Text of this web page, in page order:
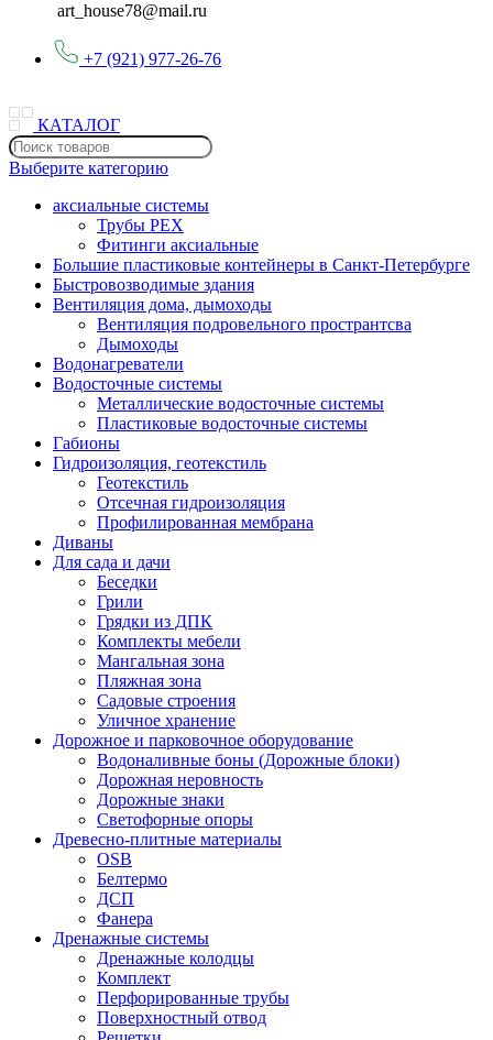
art_house78@mail.ru
+7 (921) 977-26-76
КАТАЛОГ
Выберите категорию
аксиальные системы
Трубы PEX
Фитинги аксиальные
Большие пластиковые контейнеры в Санкт-Петербурге
Быстровозводимые здания
Вентиляция дома, дымоходы
Вентиляция подровельного пространтсва
Дымоходы
Водонагреватели
Водосточные системы
Металлические водосточные системы
Пластиковые водосточные системы
Габионы
Гидроизоляция, геотекстиль
Геотекстиль
Отсечная гидроизоляция
Профилированная мембрана
Диваны
Для сада и дачи
Беседки
Грили
Грядки из ДПК
Комплекты мебели
Мангальная зона
Пляжная зона
Садовые строения
Уличное хранение
Дорожное и парковочное оборудование
Водоналивные боны (Дорожные блоки)
Дорожная неровность
Дорожные знаки
Светофорные опоры
Древесно-плитные материалы
OSB
Белтермо
ДСП
Фанера
Дренажные системы
Дренажные колодцы
Комплект
Перфорированные трубы
Поверхностный отвод